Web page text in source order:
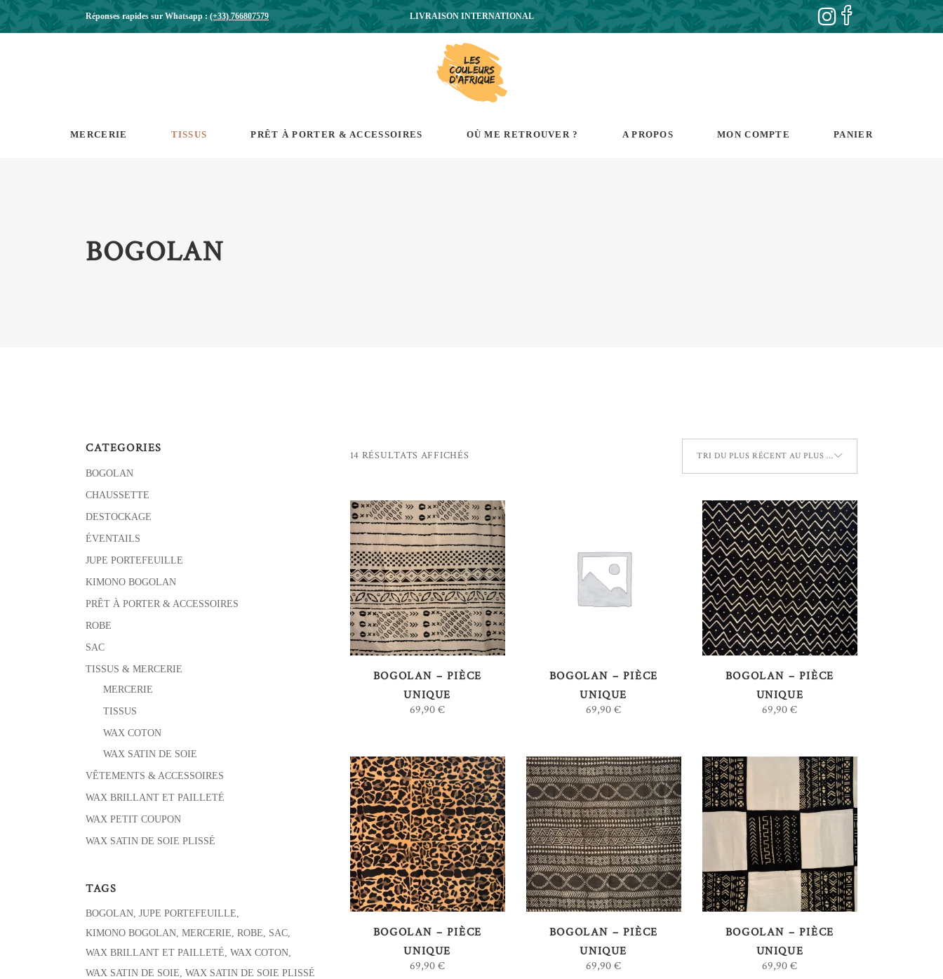
Réponses rapides sur Whatsapp :(+33) 766807579 LIVRAISON INTERNATIONAL
MERCERIE TISSUS PRÊT À PORTER & ACCESSOIRES OÙ ME RETROUVER ? A PROPOS MON COMPTE PANIER
BOGOLAN
14 RÉSULTATS AFFICHÉSTRIÉ
PLUS
RÉCENT
AU
PLUS
ANCIEN
TRI DU PLUS RÉCENT AU PLUS ANCIEN
AJOUTER AU
PANIER
BOGOLAN – PIÈCE
UNIQUE
69,90€
AJOUTER AU
PANIER
BOGOLAN – PIÈCE
UNIQUE
69,90€
AJOUTER AU
PANIER
BOGOLAN – PIÈCE
UNIQUE
69,90€
AJOUTER AU
PANIER
BOGOLAN – PIÈCE
UNIQUE
69,90€
AJOUTER AU
PANIER
BOGOLAN – PIÈCE
UNIQUE
69,90€
AJOUTER AU
PANIER
BOGOLAN – PIÈCE
UNIQUE
69,90€
CATEGORIES
BOGOLAN
CHAUSSETTE
DESTOCKAGE
ÉVENTAILS
JUPE PORTEFEUILLE
KIMONO BOGOLAN
PRÊT À PORTER & ACCESSOIRES
ROBE
SAC
TISSUS & MERCERIE
MERCERIE
TISSUS
WAX COTON
WAX SATIN DE SOIE
VÊTEMENTS & ACCESSOIRES
WAX BRILLANT ET PAILLETÉ
WAX PETIT COUPON
WAX SATIN DE SOIE PLISSÉ
TAGS
BOGOLAN JUPE PORTEFEUILLE
KIMONO BOGOLAN MERCERIE ROBE
SAC
WAX BRILLANT ET PAILLETÉ WAX COTON
WAX SATIN DE SOIE WAX SATIN DE SOIE PLISSÉ